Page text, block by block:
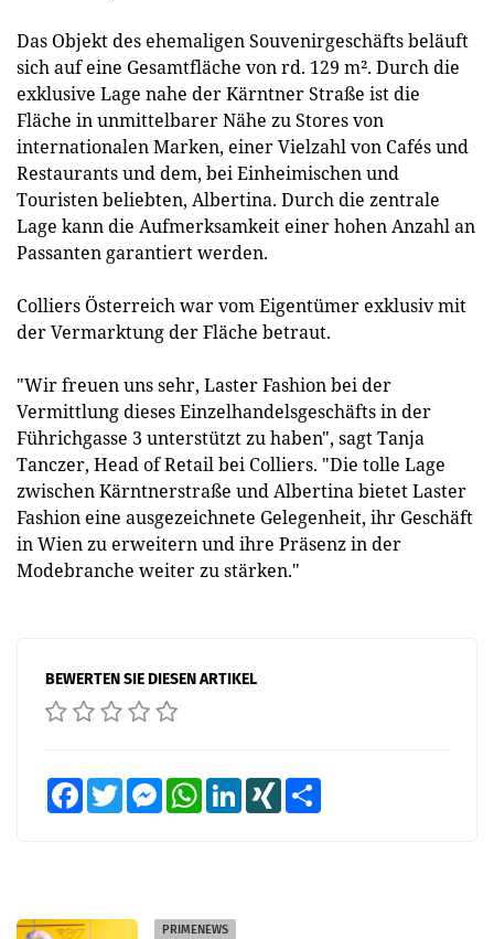
Das Objekt des ehemaligen Souvenirgeschäfts beläuft
sich auf eine Gesamtfläche von rd. 129 m². Durch die
exklusive Lage nahe der Kärntner Straße ist die
Fläche in unmittelbarer Nähe zu Stores von
internationalen Marken, einer Vielzahl von Cafés und
Restaurants und dem, bei Einheimischen und
Touristen beliebten, Albertina. Durch die zentrale
Lage kann die Aufmerksamkeit einer hohen Anzahl an
Passanten garantiert werden.
Colliers Österreich war vom Eigentümer exklusiv mit
der Vermarktung der Fläche betraut.
"Wir freuen uns sehr, Laster Fashion bei der
Vermittlung dieses Einzelhandelsgeschäfts in der
Führichgasse 3 unterstützt zu haben", sagt Tanja
Tanczer, Head of Retail bei Colliers. "Die tolle Lage
zwischen Kärntnerstraße und Albertina bietet Laster
Fashion eine ausgezeichnete Gelegenheit, ihr Geschäft
in Wien zu erweitern und ihre Präsenz in der
Modebranche weiter zu stärken."
BEWERTEN SIE DIESEN ARTIKEL
FacebookTwitter MessengerWhatsAppLinkedInXING
PRIMENEWS